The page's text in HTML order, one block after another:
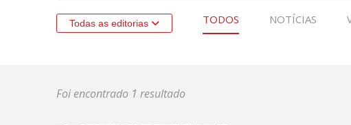
Todas as editorias TODOS NOTÍCIAS
Foi encontrado 1 resultado